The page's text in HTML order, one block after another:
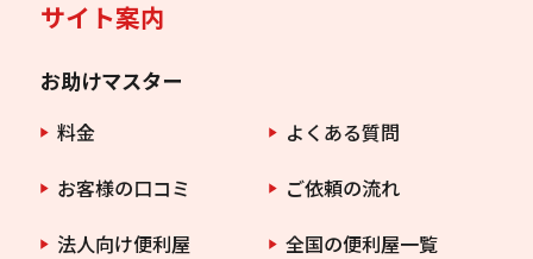
サイト案内
お助けマスター
料金
よくある質問
お客様の口コミ
ご依頼の流れ
法人向け便利屋
全国の便利屋一覧